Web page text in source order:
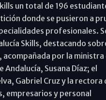
un total de 196
donde se pusieron a
profesionales.
Skills, destacando
acompañada por la ministra
Andalucía, Susana Díaz; el
Gabriel Cruz y la rectora
empresarios y personal